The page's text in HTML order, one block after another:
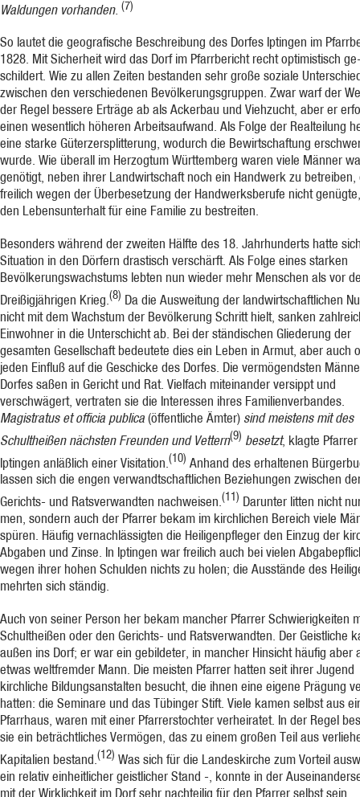
Waldungen vor­handen. (7)
So lautet die geografische Beschreibung des Dorfes Iptingen im
1828. Mit Sicherheit wird das Dorf im Pfarrbericht recht optimistisch
schildert. Wie zu allen Zeiten bestanden sehr große soziale
zwischen den ver­schiedenen Bevölkerungsgruppen. Zwar warf der
der Regel bessere Erträge ab als Ackerbau und Viehzucht, aber er
einen wesentlich höheren Arbeitsaufwand. Als Folge der Realteilung
eine starke Güterzersplitterung, wodurch die Bewirt­schaftung
wurde. Wie überall im Herzogtum Württemberg waren viele Männer
genötigt, neben ih­rer Landwirtschaft noch ein Handwerk zu betreiben,
freilich wegen der Überbesetzung der Handwerksberufe nicht
den Lebensunterhalt für eine Familie zu bestreiten.
Besonders während der zweiten Hälfte des 18. Jahrhunderts hatte
Situation in den Dörfern drastisch verschärft. Als Folge eines starken
Bevölkerungswachstums lebten nun wieder mehr Menschen als vor
Dreißigjährigen Krieg. (8) Da die Ausweitung der landwirt­schaftlichen
nicht mit dem Wachstum der Bevölkerung Schritt hielt, sanken
Einwohner in die Unterschicht ab. Bei der stän­dischen Gliederung der
gesamten Ge­sellschaft bedeutete dies ein Leben in Armut, aber auch
jeden Einfluß auf die Geschicke des Dorfes. Die vermögendsten
Dorfes saßen in Gericht und Rat. Vielfach mit­einander versippt und
verschwägert, vertraten sie die Interessen ihres Familienverbandes.
Magistratus et officia publica (öffentliche Ämter) sind meistens mit des
Schultheißen nächsten Freunden und Vettern(9) besetzt, klagte Pfarrer
Iptingen anläß­lich einer Visitation. (10) Anhand des erhaltenen
lassen sich die engen verwandtschaftlichen Beziehungen zwischen
Gerichts- und Ratsverwandten nachweisen.(11) Darunter litten nicht
men, son­dern auch der Pfarrer bekam im kirchlichen Bereich viele
spüren. Häufig vernach­lässigten die Heiligenpfleger den Einzug der
Abgaben und Zinse. In Iptingen war freilich auch bei vielen
wegen ihrer hohen Schulden nichts zu holen; die Ausstände des
mehrten sich ständig.
Auch von seiner Person her bekam mancher Pfarrer Schwierigkeiten
Schultheißen oder den Gerichts- und Ratsverwandten. Der Geistliche
außen ins Dorf; er war ein gebildeter, in man­cher Hinsicht häufig aber
etwas weltfremder Mann. Die meisten Pfar­rer hatten seit ihrer Jugend
kirchliche Bildungsanstalten besucht, die ihnen eine eigene Prä­gung
hatten: die Seminare und das Tübinger Stift. Viele kamen selbst aus
Pfarrhaus, waren mit einer Pfarrerstochter verheiratet. In der Regel
sie ein beträchtli­ches Vermögen, das zu einem großen Teil aus
Kapitalien bestand. (12) Was sich für die Landeskirche zum Vor­teil
ein relativ einheitlicher geistlicher Stand -, konnte in der
mit der Wirklichkeit im Dorf sehr nachteilig für den Pfarrer selbst sein.